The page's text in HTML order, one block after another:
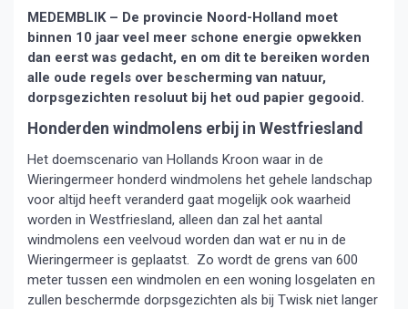
MEDEMBLIK – De provincie Noord-Holland moet
binnen 10 jaar veel meer schone energie opwekken
dan eerst was gedacht, en om dit te bereiken worden
alle oude regels over bescherming van natuur,
dorpsgezichten resoluut bij het oud papier gegooid.
Honderden windmolens erbij in Westfriesland
Het doemscenario van Hollands Kroon waar in de
Wieringermeer honderd windmolens het gehele landschap
voor altijd heeft veranderd gaat mogelijk ook waarheid
worden in Westfriesland, alleen dan zal het aantal
windmolens een veelvoud worden dan wat er nu in de
Wieringermeer is geplaatst. Zo wordt de grens van 600
meter tussen een windmolen en een woning losgelaten en
zullen beschermde dorpsgezichten als bij Twisk niet langer